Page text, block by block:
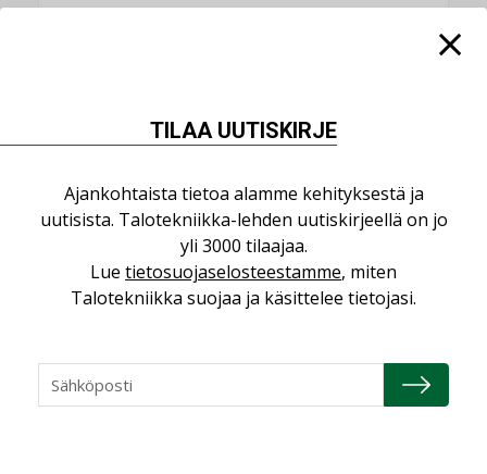
NÄKÖKULMIA
Puheista tekoihin – uusin teknologia
käyttöön kiinteistöissä
KOLUMNI
KOLUMNI
Yli miljoona kotia on vailla toimivaa
TILAA UUTISKIRJE
Ajankohtaista tietoa alamme kehityksestä ja
uutisista. Talotekniikka-lehden uutiskirjeellä on jo
yli 3000 tilaajaa.
Lue tietosuojaselosteestamme, miten
Talotekniikka suojaa ja käsittelee tietojasi.